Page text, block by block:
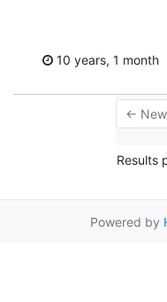
10 years, 1 month
←
Results
Powered by